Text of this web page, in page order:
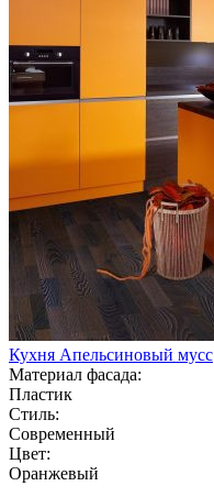
Кухня Апельсиновый мусс
Материал фасада:
Пластик
Стиль:
Современный
Цвет:
Оранжевый